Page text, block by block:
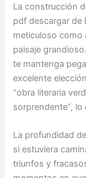
La construcción
pdf descargar de
meticuloso como
paisaje
te mantenga
excelente
“obra literaria
sorprendente”,
La profundidad
si estuviera
triunfos y